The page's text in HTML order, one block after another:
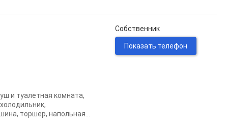
и туалетная комната,
торшер, напольная...
Собственник
Показать телефон